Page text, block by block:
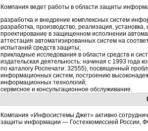
Компания ведет работы в области защиты
разработка и внедрение комплексных систем
разработка, производство, реализация,
проектирование в защищенном исполнении
аттестация автоматизированных систем на
испытаний средств защиты;
прикладные исследования в области средств и
издательская деятельность: начиная с 1993
по каталогу Роспечати: 32555), посвященный
информационных систем, построению
информационных технологий;
сервисное и консультационное обслуживание.
Компания «Инфосистемы Джет» активно
защиты информации — Гостехкомиссией России,